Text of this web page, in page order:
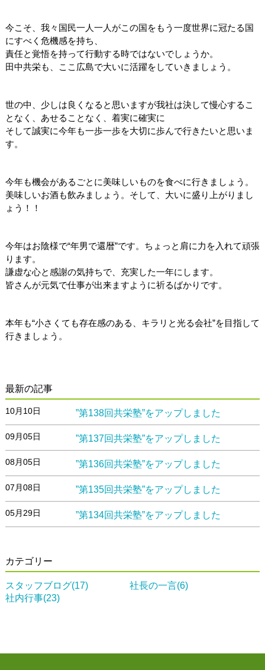
今こそ、我々国民一人一人がこの国をもう一度世界に冠たる国
にすべく危機感を持ち、
責任と覚悟を持って行動する時ではないでしょうか。
田中共栄も、ここ広島で大いに活躍をしていきましょう。
世の中、少しは良くなると思いますが我社は決して慢心するこ
となく、あせることなく、着実に確実に
そして誠実に今年も一歩一歩を大切に歩んで行きたいと思いま
す。
今年も機会があるごとに美味しいものを食べに行きましょう。
美味しいお酒も飲みましょう。そして、大いに盛り上がりまし
ょう！！
今年はお陰様で“年男で還暦”です。ちょっと肩に力を入れて頑張
ります。
謙虚な心と感謝の気持ちで、充実した一年にします。
皆さんが元気で仕事が出来ますように祈るばかりです。
本年も“小さくても存在感のある、キラリと光る会社”を目指して
行きましょう。
最新の記事
10月10日 ”第138回共栄塾”をアップしました
09月05日 ”第137回共栄塾”をアップしました
08月05日 ”第136回共栄塾”をアップしました
07月08日 ”第135回共栄塾”をアップしました
05月29日 ”第134回共栄塾”をアップしました
カテゴリー
スタッフブログ(17)
社長の一言(6)
社内行事(23)